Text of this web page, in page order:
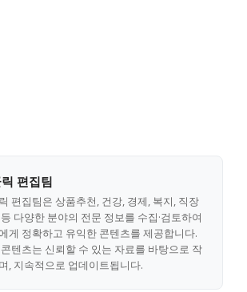
편집팀
편집팀은 상품추천, 건강, 경제, 복지, 직장
다양한 분야의 전문 정보를 수집·검토하여
게 정확하고 유익한 콘텐츠를 제공합니다.
텐츠는 신뢰할 수 있는 자료를 바탕으로 작
, 지속적으로 업데이트됩니다.